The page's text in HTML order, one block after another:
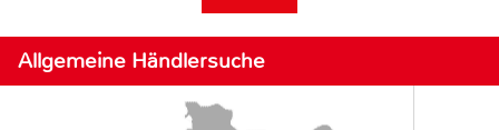
Allgemeine Händlersuche